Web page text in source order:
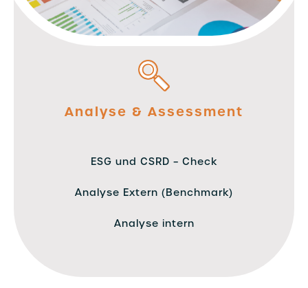
Analyse & Assessment
ESG und CSRD – Check
Analyse Extern (Benchmark)
Analyse intern